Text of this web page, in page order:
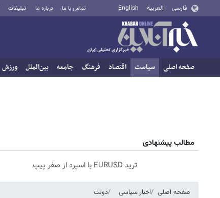
فارسی العربية English تماس با ما درباره ما تبلیغات
صفحه اصلی سیاست اقتصاد فرهنگ جامعه بین‌الملل ورزش
مطالب پیشنهادی
ترید EURUSD با اسپرد از صفر پیپ
صفحه اصلی اخبار سیاسی دولت